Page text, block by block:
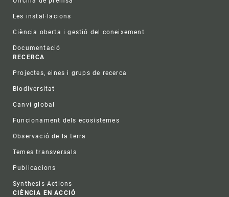
Les instal·lacions
Ciència oberta i gestió del coneixement
Documentació
RECERCA
Projectes, eines i grups de recerca
Biodiversitat
Canvi global
Funcionament dels ecosistemes
Observació de la terra
Temes transversals
Publicacions
Synthesis Actions
CIÈNCIA EN ACCIÓ